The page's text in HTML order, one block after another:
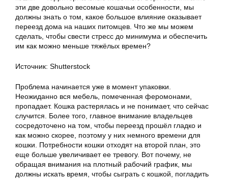
эти две довольно весомые кошачьи особенности, мы
должны знать о том, какое большое влияние оказывает
переезд дома на наших питомцев. Что же мы можем
сделать, чтобы свести стресс до минимума и обеспечить
им как можно меньше тяжёлых времен?
Источник: Shutterstock
Проблема начинается уже в момент упаковки.
Неожиданно вся мебель, помеченная феромонами,
пропадает. Кошка растерялась и не понимает, что сейчас
случится. Более того, главное внимание владельцев
сосредоточено на том, чтобы переезд прошёл гладко и
как можно скорее, поэтому у них немного времени для
кошки. Потребности кошки отходят на второй план, это
еще больше увеличивает ее тревогу. Вот почему, не
обращая внимания на плотный рабочий график, мы
должны искать время, чтобы сыграть с кошкой, погладить